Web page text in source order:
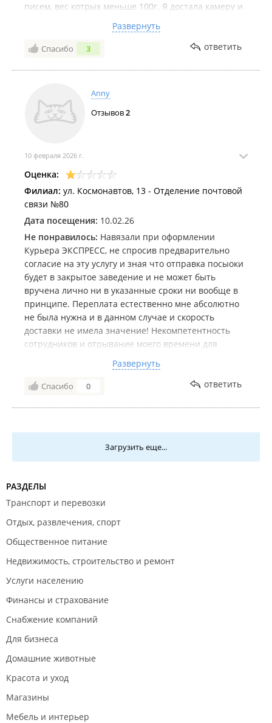
писем, вес котрых меньше 100г. Я достала камеру и
выхватить мой телефон, после поняла, что я
снимаю, стала хамить и изворачиваться. Почта
связанные с программами?
Развернуть
Спасибо 3 ответить
Anny
Отзывов2
10 февраля 2026 г.
Оценка:
Филиал: ул. Космонавтов, 13 - Отделение почтовой
связи №80
Дата посещения: 10.02.26
Не понравилось: Навязали при оформлении
Курьера ЭКСПРЕСС, не спросив предварительно
согласие на эту услугу и зная что отправка посыоки
будет в закрытое заведение и не может быть
вручена лично ни в указанные сроки ни вообще в
принципе. Переплата естественно мне абсолютно
не была нужна и в данном случае и скорость
доставки не имела значение! Некомпетентность
сотрудников и отрывание моего времени для
переплаты и заведомо сокрытие информации.
Хочется сказать мошенники, почти... Будьте
Развернуть
Спасибо 0 ответить
Загрузить еще...
РАЗДЕЛЫ
Транспорт и перевозки
Отдых, развлечения, спорт
Общественное питание
Недвижимость, строительство и ремонт
Услуги населению
Финансы и страхование
Снабжение компаний
Для бизнеса
Домашние животные
Красота и уход
Магазины
Мебель и интерьер